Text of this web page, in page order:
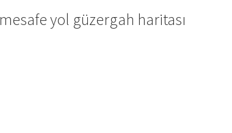
yol güzergah haritası